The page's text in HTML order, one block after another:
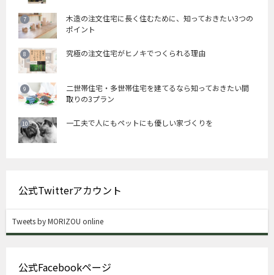
木造の注文住宅に長く住むために、知っておきたい3つの
ポイント
究極の注文住宅がヒノキでつくられる理由
二世帯住宅・多世帯住宅を建てるなら知っておきたい間
取りの3プラン
一工夫で人にもペットにも優しい家づくりを
公式Twitterアカウント
Tweets by MORIZOU online
公式Facebookページ